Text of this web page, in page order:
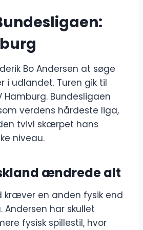
Bo Andersen at søge
i udlandet. Turen gik til
Hamburg. Bundesligaen
verdens hårdeste liga,
tvivl skærpet hans
niveau.
ændrede alt
kræver en anden fysik end
Andersen har skullet
fysisk spillestil, hvor